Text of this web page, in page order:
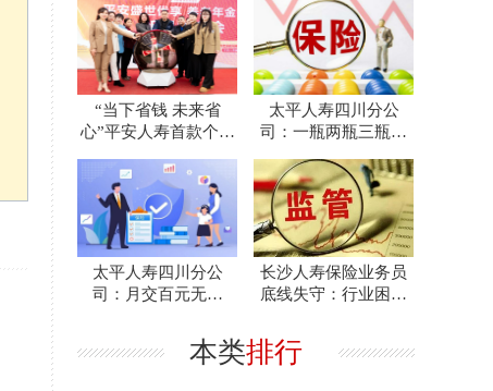
元
“当下省钱 未来省
心”平安人寿首款个人
太平人寿四川分公
司：一瓶两瓶三瓶四
救下了这
太平人寿四川分公
司：月交百元无压
长沙人寿保险业务员
底线失守：行业困境
本类排行